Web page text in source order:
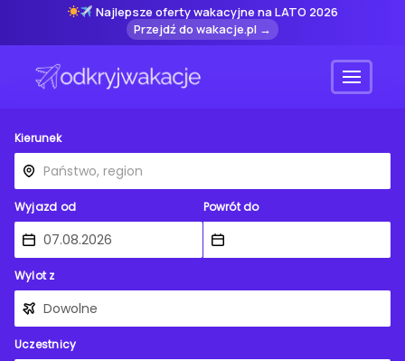
Najlepsze oferty wakacyjne na LATO 2026
Przejdź do wakacje.pl →
Menu
Kierunek
Wyjazd od Powrót do
Wylot z
Uczestnicy